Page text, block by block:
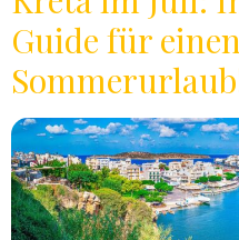
Guide für